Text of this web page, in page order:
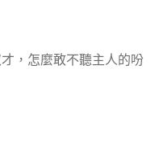
，怎麼敢不聽主人的吩